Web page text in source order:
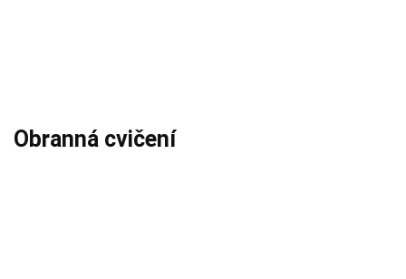
Obranná cvičení